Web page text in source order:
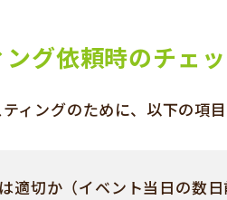
ング依頼時のチェ
ィングのために、以下の項
適切か（イベント当日の数日